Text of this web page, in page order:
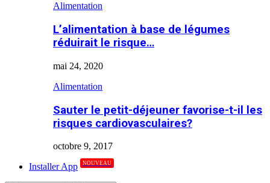
Alimentation
L’alimentation à base de légumes
réduirait le risque…
mai 24, 2020
Alimentation
Sauter le petit-déjeuner favorise-t-il les
risques cardiovasculaires?
octobre 9, 2017
Installer App
NOUVEAU